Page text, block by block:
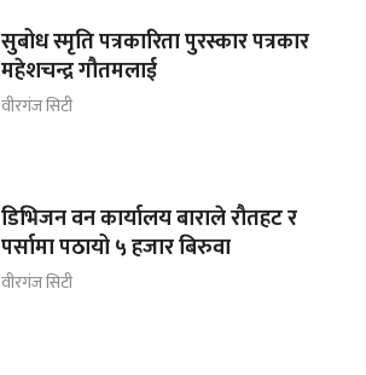
सुबोध स्मृति पत्रकारिता पुरस्कार पत्रकार
महेशचन्द्र गौतमलाई
वीरगंज सिटी
डिभिजन वन कार्यालय बाराले रौतहट र
पर्सामा पठायो ५ हजार बिरुवा
वीरगंज सिटी